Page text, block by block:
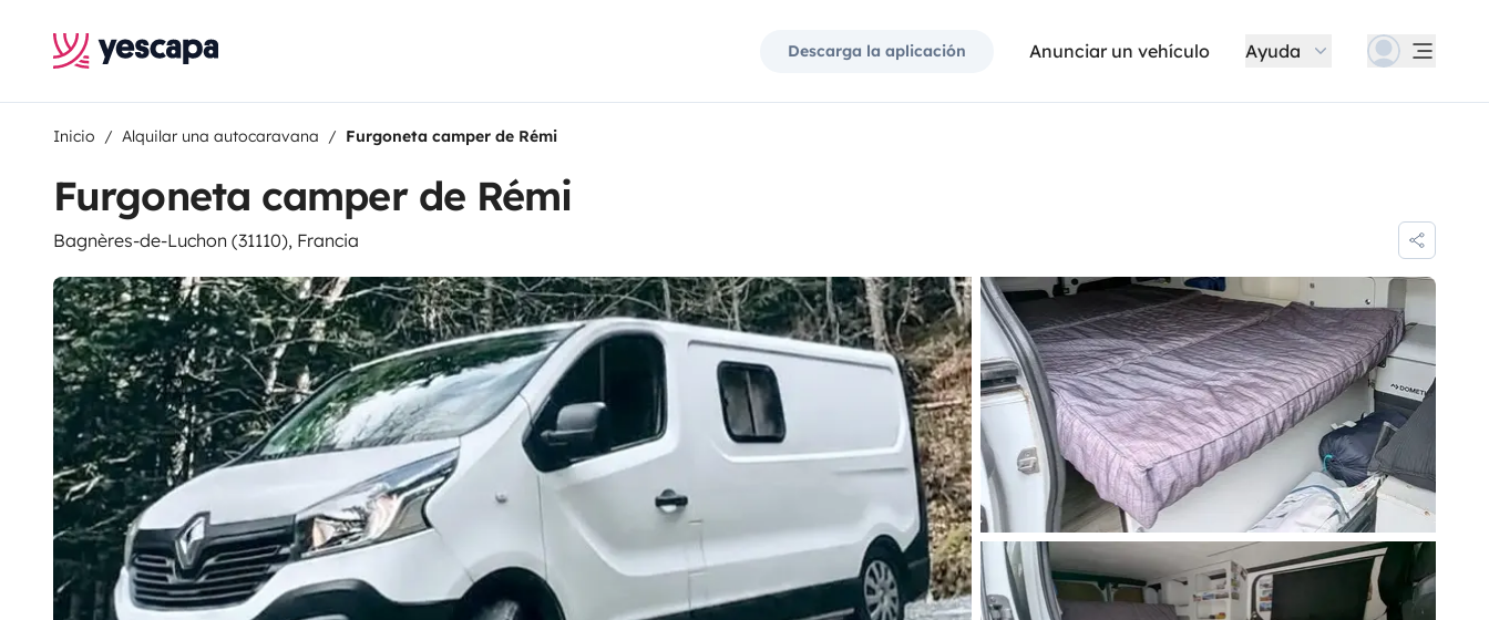
Descarga la aplicación Anunciar un vehículo Ayuda
Inicio Alquilar una autocaravana Furgoneta camper de Rémi
Furgoneta camper de Rémi
Bagnères-de-Luchon (31110), Francia